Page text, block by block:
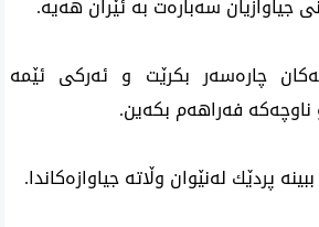
چاره‌سه‌ر بكرێت و ئه‌ركی‌ ئێمه‌
فه‌راهه‌م بكه‌ین.
پردێك له‌نێوان وڵاته‌ جیاوازه‌كاندا.